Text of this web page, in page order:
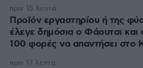
Προϊόν εργαστηρίου ή της
έλεγε δημόσια ο Φάουτσι και
100 φορές να απαντήσει στο
πριν 15 λεπτά
πριν 17 λεπτά